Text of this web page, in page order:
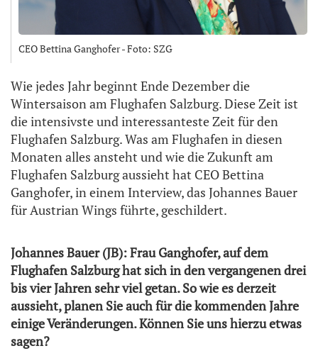
CEO Bettina Ganghofer - Foto: SZG
Wie jedes Jahr beginnt Ende Dezember die
Wintersaison am Flughafen Salzburg. Diese Zeit ist
die intensivste und interessanteste Zeit für den
Flughafen Salzburg. Was am Flughafen in diesen
Monaten alles ansteht und wie die Zukunft am
Flughafen Salzburg aussieht hat CEO Bettina
Ganghofer, in einem Interview, das Johannes Bauer
für Austrian Wings führte, geschildert.
Johannes Bauer (JB): Frau Ganghofer, auf dem
Flughafen Salzburg hat sich in den vergangenen drei
bis vier Jahren sehr viel getan. So wie es derzeit
aussieht, planen Sie auch für die kommenden Jahre
einige Veränderungen. Können Sie uns hierzu etwas
sagen?